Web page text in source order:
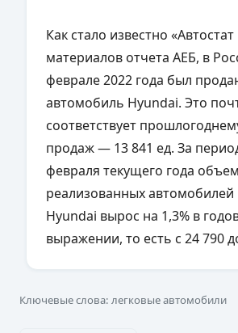
Как стало известно
материалов отчета АЕБ, в
феврале 2022 года был
автомобиль Hyundai. Это
соответствует
продаж — 13 841 ед. За
февраля текущего года объем
реализованных автомобилей
Hyundai вырос на 1,3% в
выражении, то есть с 24 790
Ключевые слова: легковые автомобили